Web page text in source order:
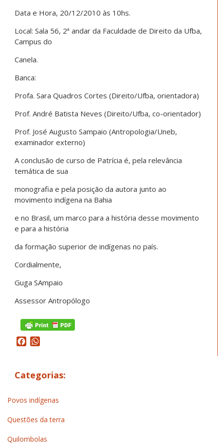
Data e Hora, 20/12/2010 às 10hs.
Local: Sala 56, 2ª andar da Faculdade de Direito da Ufba,
Campus do
Canela.
Banca:
Profa. Sara Quadros Cortes (Direito/Ufba, orientadora)
Prof. André Batista Neves (Direito/Ufba, co-orientador)
Prof. José Augusto Sampaio (Antropologia/Uneb,
examinador externo)
A conclusão de curso de Patrícia é, pela relevância
temática de sua
monografia e pela posição da autora junto ao
movimento indígena na Bahia
e no Brasil, um marco para a história desse movimento
e para a história
da formação superior de indígenas no país.
Cordialmente,
Guga SAmpaio
Assessor Antropólogo
Facebook
Categorias:
Povos indígenas
Questões da terra
Quilombolas